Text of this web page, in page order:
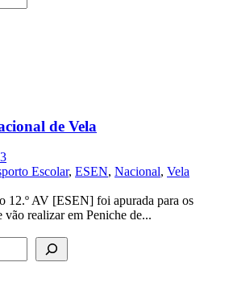
de Vela
Escolar, ESEN, Nacional, Vela
12.º AV [ESEN] foi apurada para os
vão realizar em Peniche de...